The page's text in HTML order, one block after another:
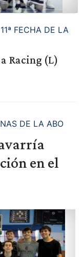
FECHA DE LA
Racing (L)
DE LA ABO
en el